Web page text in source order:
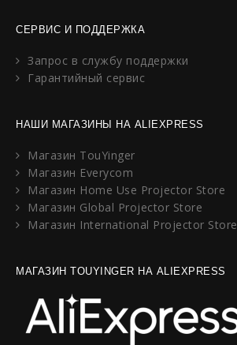
СЕРВИС И ПОДДЕРЖКА
Запрос в службу поддержки
Гарантийный сервис
НАШИ МАГАЗИНЫ НА ALIEXPRESS
Магазин TouYinger
Магазин Everycom
Магазин Home Use Projector Store
Магазин Global Projector Store
Магазин International Projector Store
МАГАЗИН TOUYINGER НА ALIEXPRESS